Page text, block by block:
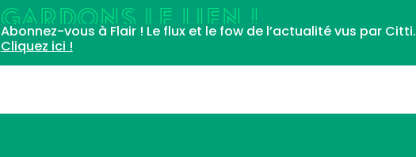
GARDONS LE LIEN !
Abonnez-vous à Flair ! Le flux et le fow de l’actualité vus par Citti.
Cliquez ici !